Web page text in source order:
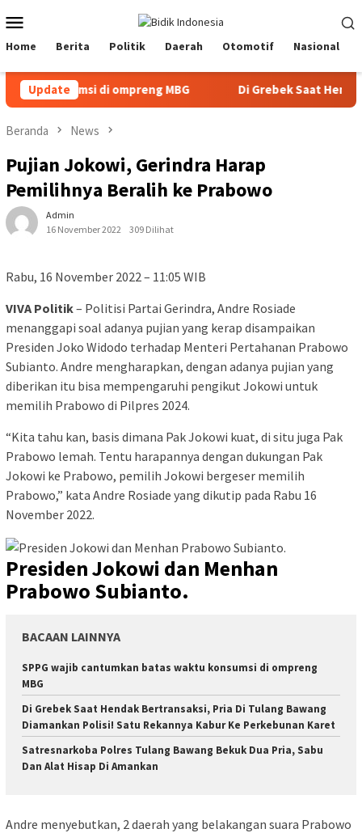
ke
kontenMobile
Home Berita Politik Daerah Otomotif Nasional
Updatedi ompreng MBG Di Grebek Saat Hendak
Beranda News
Pujian Jokowi, Gerindra Harap
Pemilihnya Beralih ke Prabowo
Admin
16 November 2022
309 Dilihat
Rabu, 16 November 2022 – 11:05 WIB
VIVA Politik– Politisi Partai Gerindra, Andre Rosiade
menanggapi soal adanya pujian yang kerap disampaikan
Presiden Joko Widodo terhadap Menteri Pertahanan Prabowo
Subianto. Andre mengharapkan, dengan adanya pujian yang
diberikan itu bisa mempengaruhi pengikut Jokowi untuk
memilih Prabowo di Pilpres 2024.
“Kita tahu kan, basis dimana Pak Jokowi kuat, di situ juga Pak
Prabowo lemah. Tentu harapannya dengan dukungan Pak
Jokowi ke Prabowo, pemilih Jokowi bergeser memilih
Prabowo,” kata Andre Rosiade yang dikutip pada Rabu 16
November 2022.
Presiden Jokowi dan Menhan
Prabowo Subianto.
BACAAN LAINNYA
SPPG wajib cantumkan batas waktu konsumsi di ompreng
MBG
Di Grebek Saat Hendak Bertransaksi, Pria Di Tulang Bawang
Diamankan Polisi! Satu Rekannya Kabur Ke Perkebunan Karet
Satresnarkoba Polres Tulang Bawang Bekuk Dua Pria, Sabu
Dan Alat Hisap Di Amankan
Andre menyebutkan, 2 daerah yang belakangan suara Prabowo